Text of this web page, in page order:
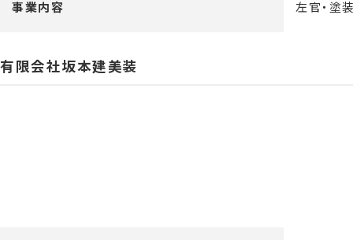
事業内容 左官・塗
有限会社坂本建美装